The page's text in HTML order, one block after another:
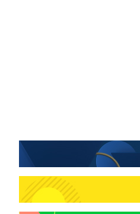
서울 열대야 15일
-14653초 전 >미 워싱턴주 스포캔
-6826초 전 >
[속보] 호르무즈 해
우 0.49%↑
-5181초 전 >[속보] 이란 대통령 "
임 3년 인터뷰
2시간 전 >[속보] "이란-오만, 호르